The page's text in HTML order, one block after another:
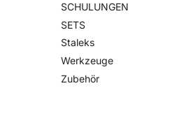
SCHULUNGEN
SETS
Staleks
Werkzeuge
Zubehör